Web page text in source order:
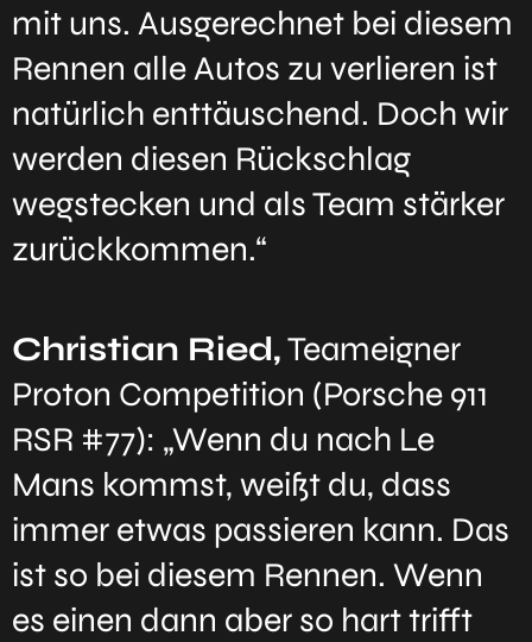
mit uns. Ausgerechnet bei diesem
Rennen alle Autos zu verlieren ist
natürlich enttäuschend. Doch wir
werden diesen Rückschlag
wegstecken und als Team stärker
zurückkommen.“
Christian Ried,Teameigner
Proton Competition (Porsche 911
RSR #77): „Wenn du nach Le
Mans kommst, weißt du, dass
immer etwas passieren kann. Das
ist so bei diesem Rennen. Wenn
es einen dann aber so hart trifft